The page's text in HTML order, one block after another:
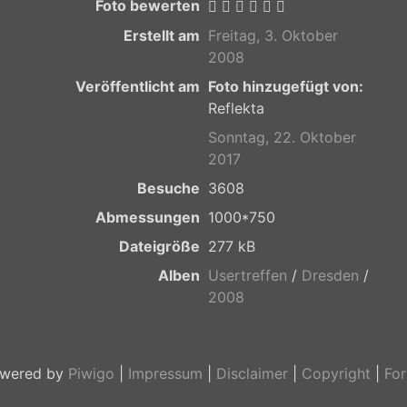
Foto bewerten
Erstellt am Freitag, 3. Oktober
2008
Veröffentlicht am Foto hinzugefügt von:
Reflekta
Sonntag, 22. Oktober
2017
Besuche 3608
Abmessungen 1000*750
Dateigröße 277 kB
Alben Usertreffen / Dresden /
2008
by Piwigo Impressum Disclaimer| Copyright